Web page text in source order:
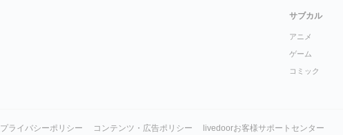
サブカル
アニメ
ゲーム
コミック
プライバシーポリシー コンテンツ・広告ポリシー livedoorお客様サポートセンター